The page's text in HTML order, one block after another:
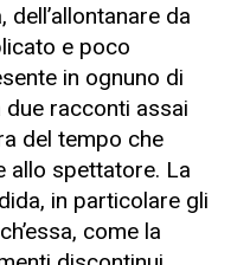
dell’allontanare da
e poco
in ognuno di
due racconti assai
del tempo che
allo spettatore. La
in particolare gli
come la